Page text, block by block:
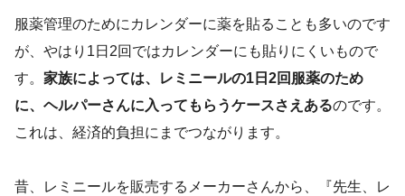
服薬管理のためにカレンダーに薬を貼ることも多いのです
が、やはり1日2回ではカレンダーにも貼りにくいもので
す。 家族によっては、レミニールの1日2回服薬のため
に、ヘルパーさんに入ってもらうケースさえあるのです。
これは、経済的負担にまでつながります。
昔、レミニールを販売するメーカーさんから、『先生、レ